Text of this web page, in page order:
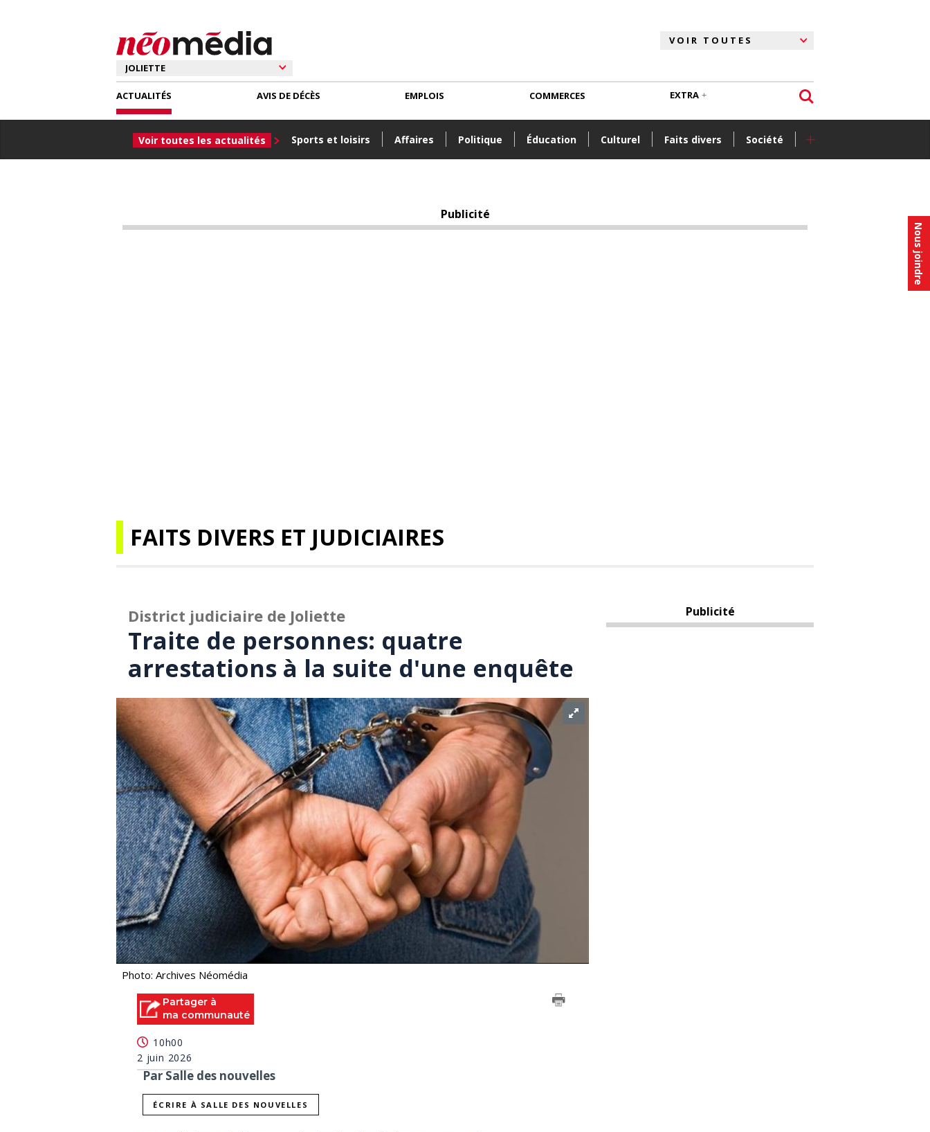
Nous joindre
ACTUALITÉS
Voir toutes les actualités Sports et loisirs Affaires Politique Éducation Culturel Faits divers Société +
AVIS DE DÉCÈS EMPLOIS COMMERCES EXTRA
Publicité
FAITS DIVERS ET JUDICIAIRES
District judiciaire de Joliette
Traite de personnes: quatre
arrestations à la suite d'une enquête
Photo: Archives Néomédia
Partager à
ma communauté
10h00
2 juin 2026
Par Salle des nouvelles
ÉCRIRE À SALLE DES NOUVELLES
Publicité